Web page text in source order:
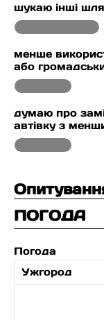
шукаю інші
менше
або
думаю про
автівку з
ПОГОДА
Погода
Ужгород